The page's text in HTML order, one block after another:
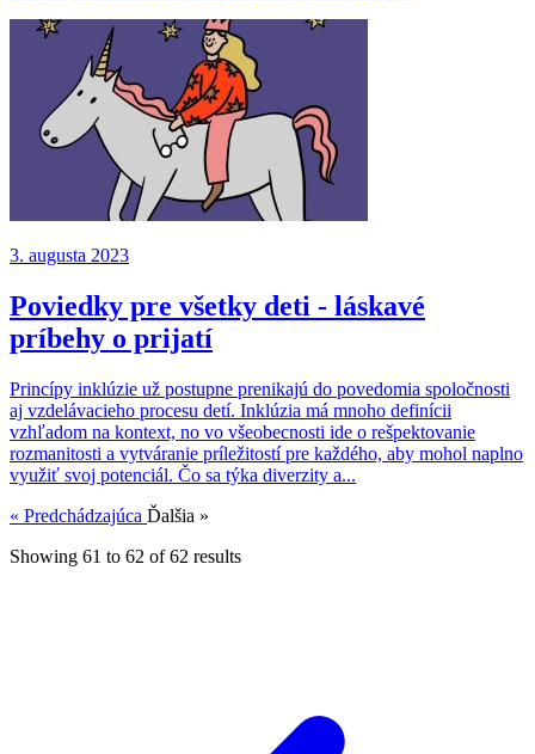
3. augusta 2023
Poviedky pre všetky deti - láskavé
príbehy o prijatí
Princípy inklúzie už postupne prenikajú do povedomia spoločnosti
aj vzdelávacieho procesu detí. Inklúzia má mnoho definícii
vzhľadom na kontext, no vo všeobecnosti ide o rešpektovanie
rozmanitosti a vytváranie príležitostí pre každého, aby mohol naplno
využiť svoj potenciál. Čo sa týka diverzity a...
« Predchádzajúca Ďalšia »
Showing 61 to 62 of62 results